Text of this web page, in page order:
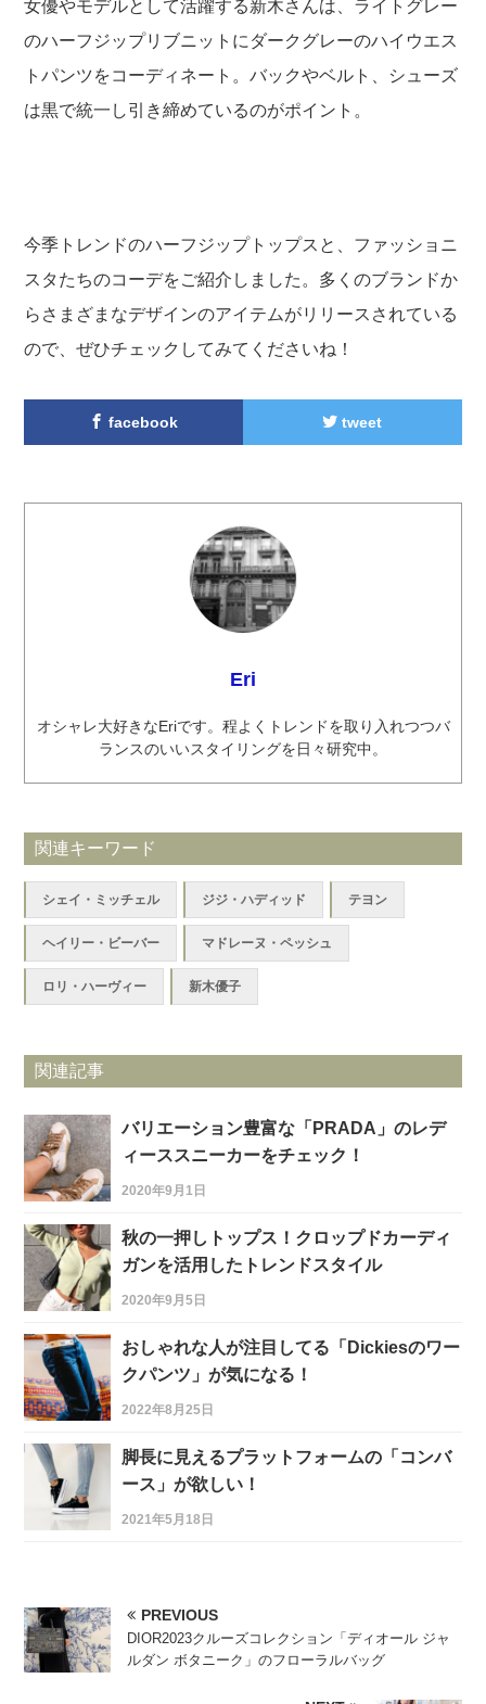
女優やモデルとして活躍する新木さんは、ライトグレー
のハーフジップリブニットにダークグレーのハイウエス
トパンツをコーディネート。バックやベルト、シューズ
は黒で統一し引き締めているのがポイント。
今季トレンドのハーフジップトップスと、ファッショニ
スタたちのコーデをご紹介しました。多くのブランドか
らさまざまなデザインのアイテムがリリースされている
ので、ぜひチェックしてみてくださいね！
facebook tweet
Eri
オシャレ大好きなEriです。程よくトレンドを取り入れつつバ
ランスのいいスタイリングを日々研究中。
関連キーワード
シェイ・ミッチェル ジジ・ハディッド テヨン
ヘイリー・ビーバー マドレーヌ・ペッシュ
ロリ・ハーヴィー 新木優子
関連記事
バリエーション豊富な「PRADA」のレデ
ィーススニーカーをチェック！
2020年9月1日
秋の一押しトップス！クロップドカーディ
ガンを活用したトレンドスタイル
2020年9月5日
おしゃれな人が注目してる「Dickiesのワー
クパンツ」が気になる！
2022年8月25日
脚長に見えるプラットフォームの「コンバ
ース」が欲しい！
2021年5月18日
PREVIOUS
DIOR2023クルーズコレクション「ディオール ジャ
ルダン ボタニーク」のフローラルバッグ